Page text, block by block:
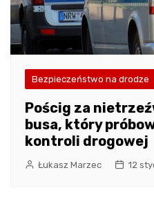
Bezpieczeństwo na drodze
Pościg za
busa, który
kontroli drogowej
Łukasz Marzec 12